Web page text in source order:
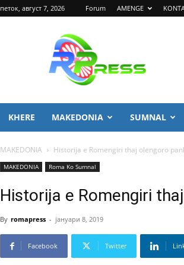
петок, август 7, 2026 Forum AMENGE
PRESS
KHERE MAKEDONIA SUMNAL
MAKEDONIA Historija e Romengiri thaj olengoro
MAKEDONIA Roma Ko Sumnal
Historija e Romengiri
By romapress - јануари 8, 2019
Facebook Twitter